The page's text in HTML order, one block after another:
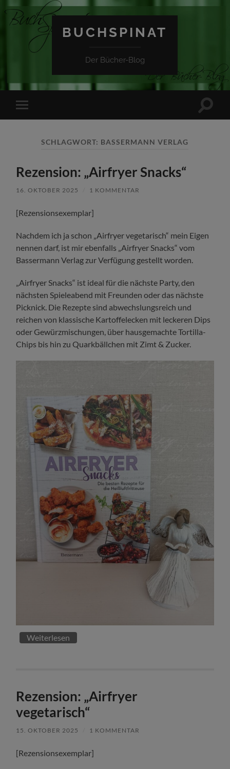
BUCHSPINAT
Der Bücher-Blog
Mobile-
Menü
SCHLAGWORT: BASSERMANN VERLAG
Rezension: „Airfryer Snacks“
16. OKTOBER 2025 1 KOMMENTAR
[Rezensionsexemplar]
Nachdem ich ja schon „Airfryer vegetarisch“ mein Eigen
nennen darf, ist mir ebenfalls „Airfryer Snacks“ vom
Bassermann Verlag zur Verfügung gestellt worden.
„Airfryer Snacks“ ist ideal für die nächste Party, den
nächsten Spieleabend mit Freunden oder das nächste
Picknick. Die Rezepte sind abwechslungsreich und
reichen von klassische Kartoffelecken mit leckeren Dips
oder Gewürzmischungen, über hausgemachte Tortilla-
Chips bis hin zu Quarkbällchen mit Zimt & Zucker.
Weiterlesen
Rezension: „Airfryer
vegetarisch“
15. OKTOBER 2025 1 KOMMENTAR
[Rezensionsexemplar]